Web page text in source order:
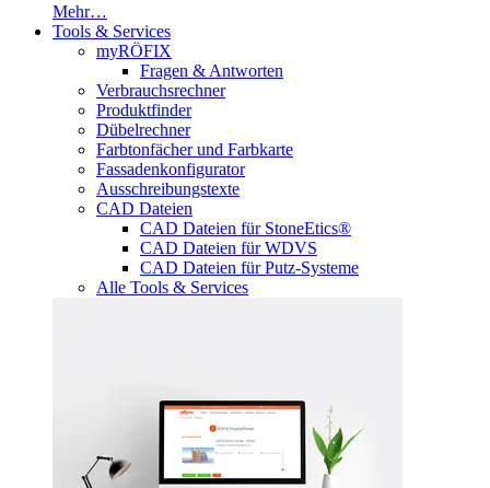
Mehr…
Tools & Services
myRÖFIX
Fragen & Antworten
Verbrauchsrechner
Produktfinder
Dübelrechner
Farbtonfächer und Farbkarte
Fassadenkonfigurator
Ausschreibungstexte
CAD Dateien
CAD Dateien für StoneEtics®
CAD Dateien für WDVS
CAD Dateien für Putz-Systeme
Alle Tools & Services